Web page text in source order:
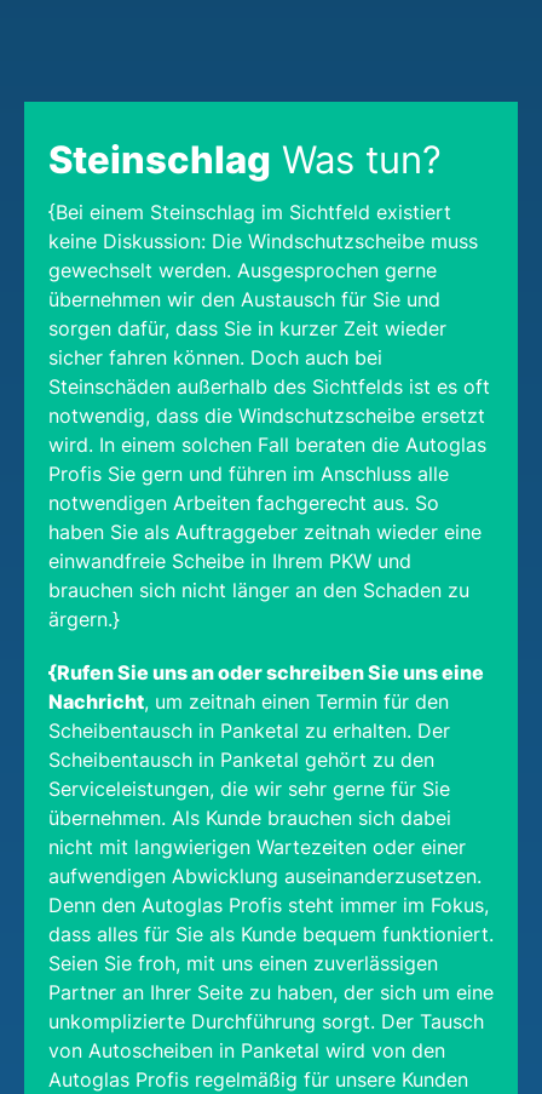
Steinschlag Was tun?
{Bei einem Steinschlag im Sichtfeld existiert
keine Diskussion: Die Windschutzscheibe muss
gewechselt werden. Ausgesprochen gerne
übernehmen wir den Austausch für Sie und
sorgen dafür, dass Sie in kurzer Zeit wieder
sicher fahren können. Doch auch bei
Steinschäden außerhalb des Sichtfelds ist es oft
notwendig, dass die Windschutzscheibe ersetzt
wird. In einem solchen Fall beraten die Autoglas
Profis Sie gern und führen im Anschluss alle
notwendigen Arbeiten fachgerecht aus. So
haben Sie als Auftraggeber zeitnah wieder eine
einwandfreie Scheibe in Ihrem PKW und
brauchen sich nicht länger an den Schaden zu
ärgern.}
{Rufen Sie uns an oder schreiben Sie uns eine
Nachricht, um zeitnah einen Termin für den
Scheibentausch in Panketal zu erhalten. Der
Scheibentausch in Panketal gehört zu den
Serviceleistungen, die wir sehr gerne für Sie
übernehmen. Als Kunde brauchen sich dabei
nicht mit langwierigen Wartezeiten oder einer
aufwendigen Abwicklung auseinanderzusetzen.
Denn den Autoglas Profis steht immer im Fokus,
dass alles für Sie als Kunde bequem funktioniert.
Seien Sie froh, mit uns einen zuverlässigen
Partner an Ihrer Seite zu haben, der sich um eine
unkomplizierte Durchführung sorgt. Der Tausch
von Autoscheiben in Panketal wird von den
Autoglas Profis regelmäßig für unsere Kunden